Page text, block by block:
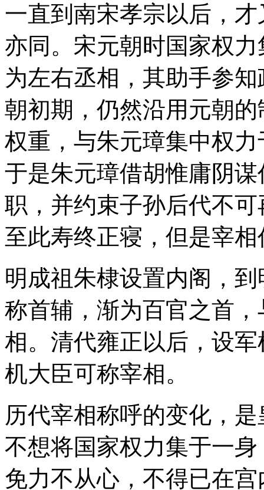
一直到南宋孝宗以后，
亦同。宋元朝时国家权
为左右丞相，其助手参
朝初期，仍然沿用元朝
权重，与朱元璋集中权
于是朱元璋借胡惟庸阴
职，并约束子孙后代不
至此寿终正寝，但是宰
明成祖朱棣设置内阁，
称首辅，渐为百官之首
相。清代雍正以后，设
机大臣可称宰相。
历代宰相称呼的变化，
不想将国家权力集于一
免力不从心，不得已在